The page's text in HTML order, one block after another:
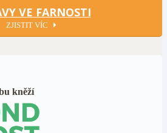
VE FARNOSTI
ZJISTIT VÍC
kněží